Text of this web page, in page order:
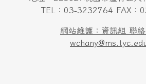
TEL：03-3232764 FAX：
網站維護：資訊組 聯絡